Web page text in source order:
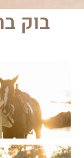
בוק